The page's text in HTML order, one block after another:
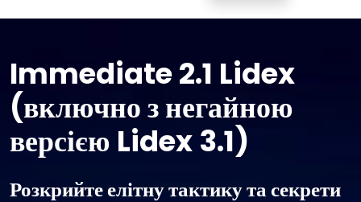
Immediate 2.1 Lidex
(включно з негайною
версією Lidex 3.1)
Розкрийте елітну тактику та секрети